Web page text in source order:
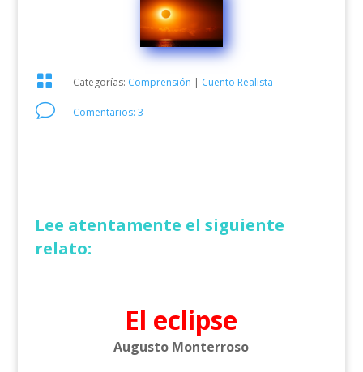
 Categorías: Comprensión | Cuento Realista
v Comentarios: 3
Lee atentamente el siguiente
relato:
El eclipse
Augusto Monterroso